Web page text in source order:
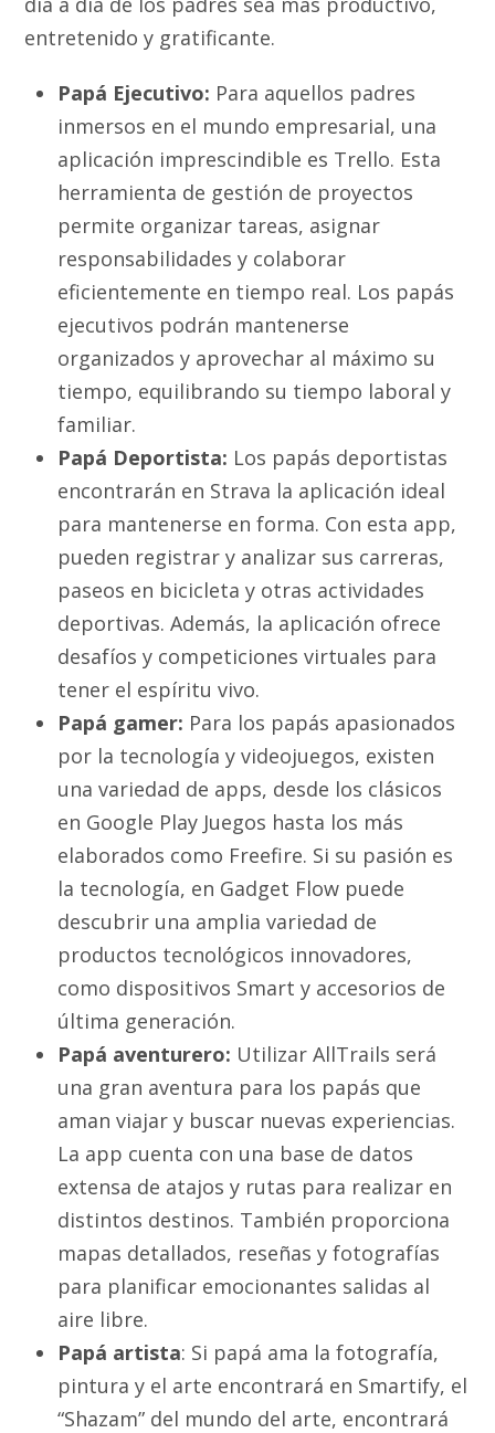
entretenido y gratificante.
Papá Ejecutivo: Para aquellos padres
inmersos en el mundo empresarial, una
aplicación imprescindible es Trello. Esta
herramienta de gestión de proyectos
permite organizar tareas, asignar
responsabilidades y colaborar
eficientemente en tiempo real. Los papás
ejecutivos podrán mantenerse
organizados y aprovechar al máximo su
tiempo, equilibrando su tiempo laboral y
familiar.
Papá Deportista: Los papás deportistas
encontrarán en Strava la aplicación ideal
para mantenerse en forma. Con esta app,
pueden registrar y analizar sus carreras,
paseos en bicicleta y otras actividades
deportivas. Además, la aplicación ofrece
desafíos y competiciones virtuales para
tener el espíritu vivo.
Papá gamer: Para los papás apasionados
por la tecnología y videojuegos, existen
una variedad de apps, desde los clásicos
en Google Play Juegos hasta los más
elaborados como Freefire. Si su pasión es
la tecnología, en Gadget Flow puede
descubrir una amplia variedad de
productos tecnológicos innovadores,
como dispositivos Smart y accesorios de
última generación.
Papá aventurero: Utilizar AllTrails será
una gran aventura para los papás que
aman viajar y buscar nuevas experiencias.
La app cuenta con una base de datos
extensa de atajos y rutas para realizar en
distintos destinos. También proporciona
mapas detallados, reseñas y fotografías
para planificar emocionantes salidas al
aire libre.
Papá artista: Si papá ama la fotografía,
pintura y el arte encontrará en Smartify, el
“Shazam” del mundo del arte, encontrará